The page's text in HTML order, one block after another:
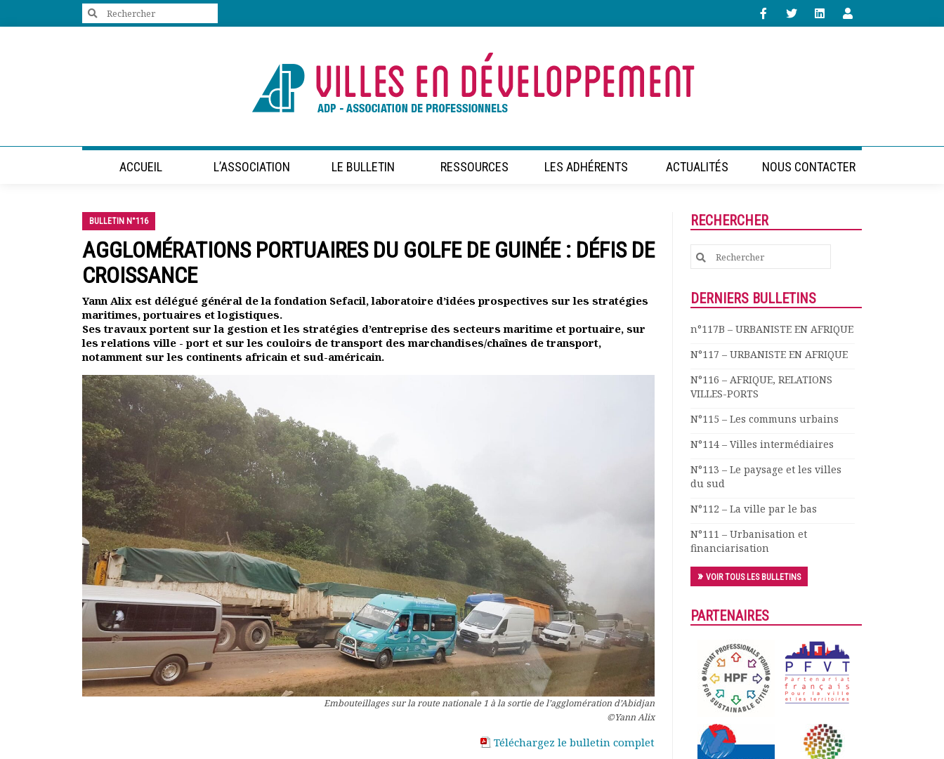
Statuts de l’association
Vie de l’association
Calendrier des activités
Comptes rendus mensuels
Rapports moraux
Rapports financiers
Nous rejoindre
Présentation du bulletin
Comité de rédaction
Bulletins Villes en
développement
Podcast-AdP
Dîners débats
Journées d’études
Concours vidéo
Nos partenaires
Evénements
Publications et rapports
Offres d’emploi
Search
ACCUEIL L’ASSOCIATION LE BULLETIN RESSOURCES LES ADHÉRENTS ACTUALITÉS NOUS CONTACTER
BULLETIN N°116
AGGLOMÉRATIONS PORTUAIRES DU GOLFE DE GUINÉE : DÉFIS DE
CROISSANCE
Yann Alix est délégué général de la fondation Sefacil, laboratoire d’idées prospectives sur les stratégies
maritimes, portuaires et logistiques.
Ses travaux portent sur la gestion et les stratégies d’entreprise des secteurs maritime et portuaire, sur
les relations ville - port et sur les couloirs de transport des marchandises/chaînes de transport,
notamment sur les continents africain et sud-américain.
Embouteillages sur la route nationale 1 à la sortie de l’agglomération d’Abidjan
©Yann Alix
Téléchargez le bulletin complet
RECHERCHER
Search
for:
DERNIERS BULLETINS
n°117B – URBANISTE EN AFRIQUE
N°117 – URBANISTE EN AFRIQUE
N°116 – AFRIQUE, RELATIONS
VILLES-PORTS
N°115 – Les communs urbains
N°114 – Villes intermédiaires
N°113 – Le paysage et les villes
du sud
N°112 – La ville par le bas
N°111 – Urbanisation et
financiarisation
VOIR TOUS LES BULLETINS
PARTENAIRES